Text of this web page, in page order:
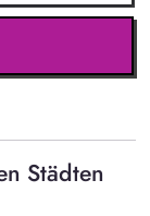
Städten